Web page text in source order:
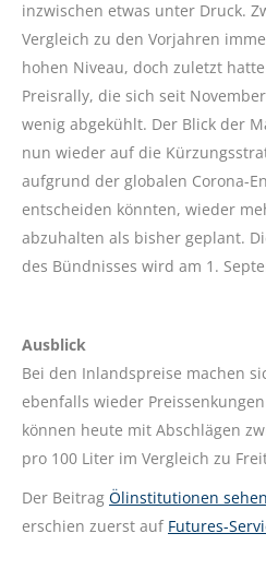
inzwischen etwas unter Druck.
Vergleich zu den Vorjahren
hohen Niveau, doch zuletzt
Preisrally, die sich seit
wenig abgekühlt. Der Blick der
nun wieder auf die
aufgrund der globalen Corona-
entscheiden könnten, wieder
abzuhalten als bisher geplant.
des Bündnisses wird am 1.
Ausblick
Bei den Inlandspreise machen
ebenfalls wieder
können heute mit Abschlägen
pro 100 Liter im Vergleich zu
Der Beitrag Ölinstitutionen
erschien zuerst auf Futures-